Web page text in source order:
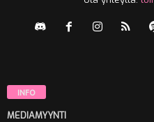
INFO
MEDIAMYYNTI